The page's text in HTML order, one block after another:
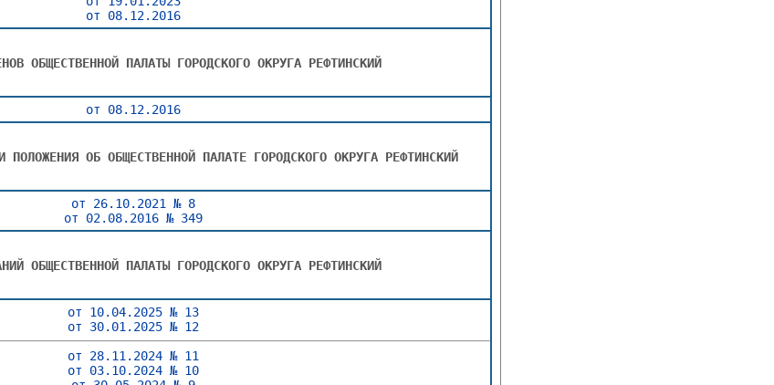
от 08.12.2016
ОБЩЕСТВЕННОЙ ПАЛАТЫ ГОРОДСКОГО ОКРУГА РЕФТИНСКИЙ
от 08.12.2016
ПОЛОЖЕНИЯ ОБ ОБЩЕСТВЕННОЙ ПАЛАТЕ ГОРОДСКОГО ОКРУГА РЕФТИНСКИЙ
от 26.10.2021 № 8
от 02.08.2016 № 349
ОБЩЕСТВЕННОЙ ПАЛАТЫ ГОРОДСКОГО ОКРУГА РЕФТИНСКИЙ
от 10.04.2025 № 13
от 30.01.2025 № 12
от 28.11.2024 № 11
от 03.10.2024 № 10